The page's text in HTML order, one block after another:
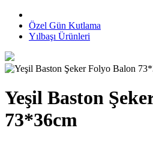
Özel Gün Kutlama
Yılbaşı Ürünleri
Yeşil Baston
73*36cm